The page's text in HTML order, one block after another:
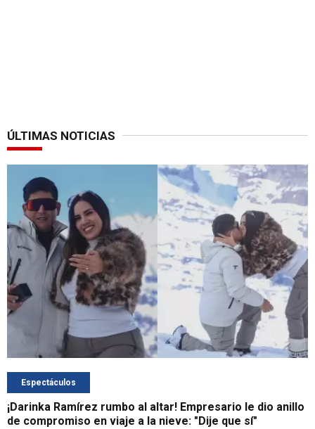
ÚLTIMAS NOTICIAS
Espectáculos
¡Darinka Ramírez rumbo al altar! Empresario le dio anillo
de compromiso en viaje a la nieve: "Dije que sí"